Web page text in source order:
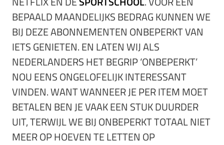
BEPAALD MAANDELIJKS BEDRAG KUNNEN WE
BIJ DEZE ABONNEMENTEN ONBEPERKT VAN
IETS GENIETEN. EN LATEN WIJ ALS
NEDERLANDERS HET BEGRIP ‘ONBEPERKT’
NOU EENS ONGELOFELIJK INTERESSANT
VINDEN. WANT WANNEER JE PER ITEM MOET
BETALEN BEN JE VAAK EEN STUK DUURDER
UIT, TERWIJL WE BIJ ONBEPERKT TOTAAL NIET
MEER OP HOEVEN TE LETTEN OP